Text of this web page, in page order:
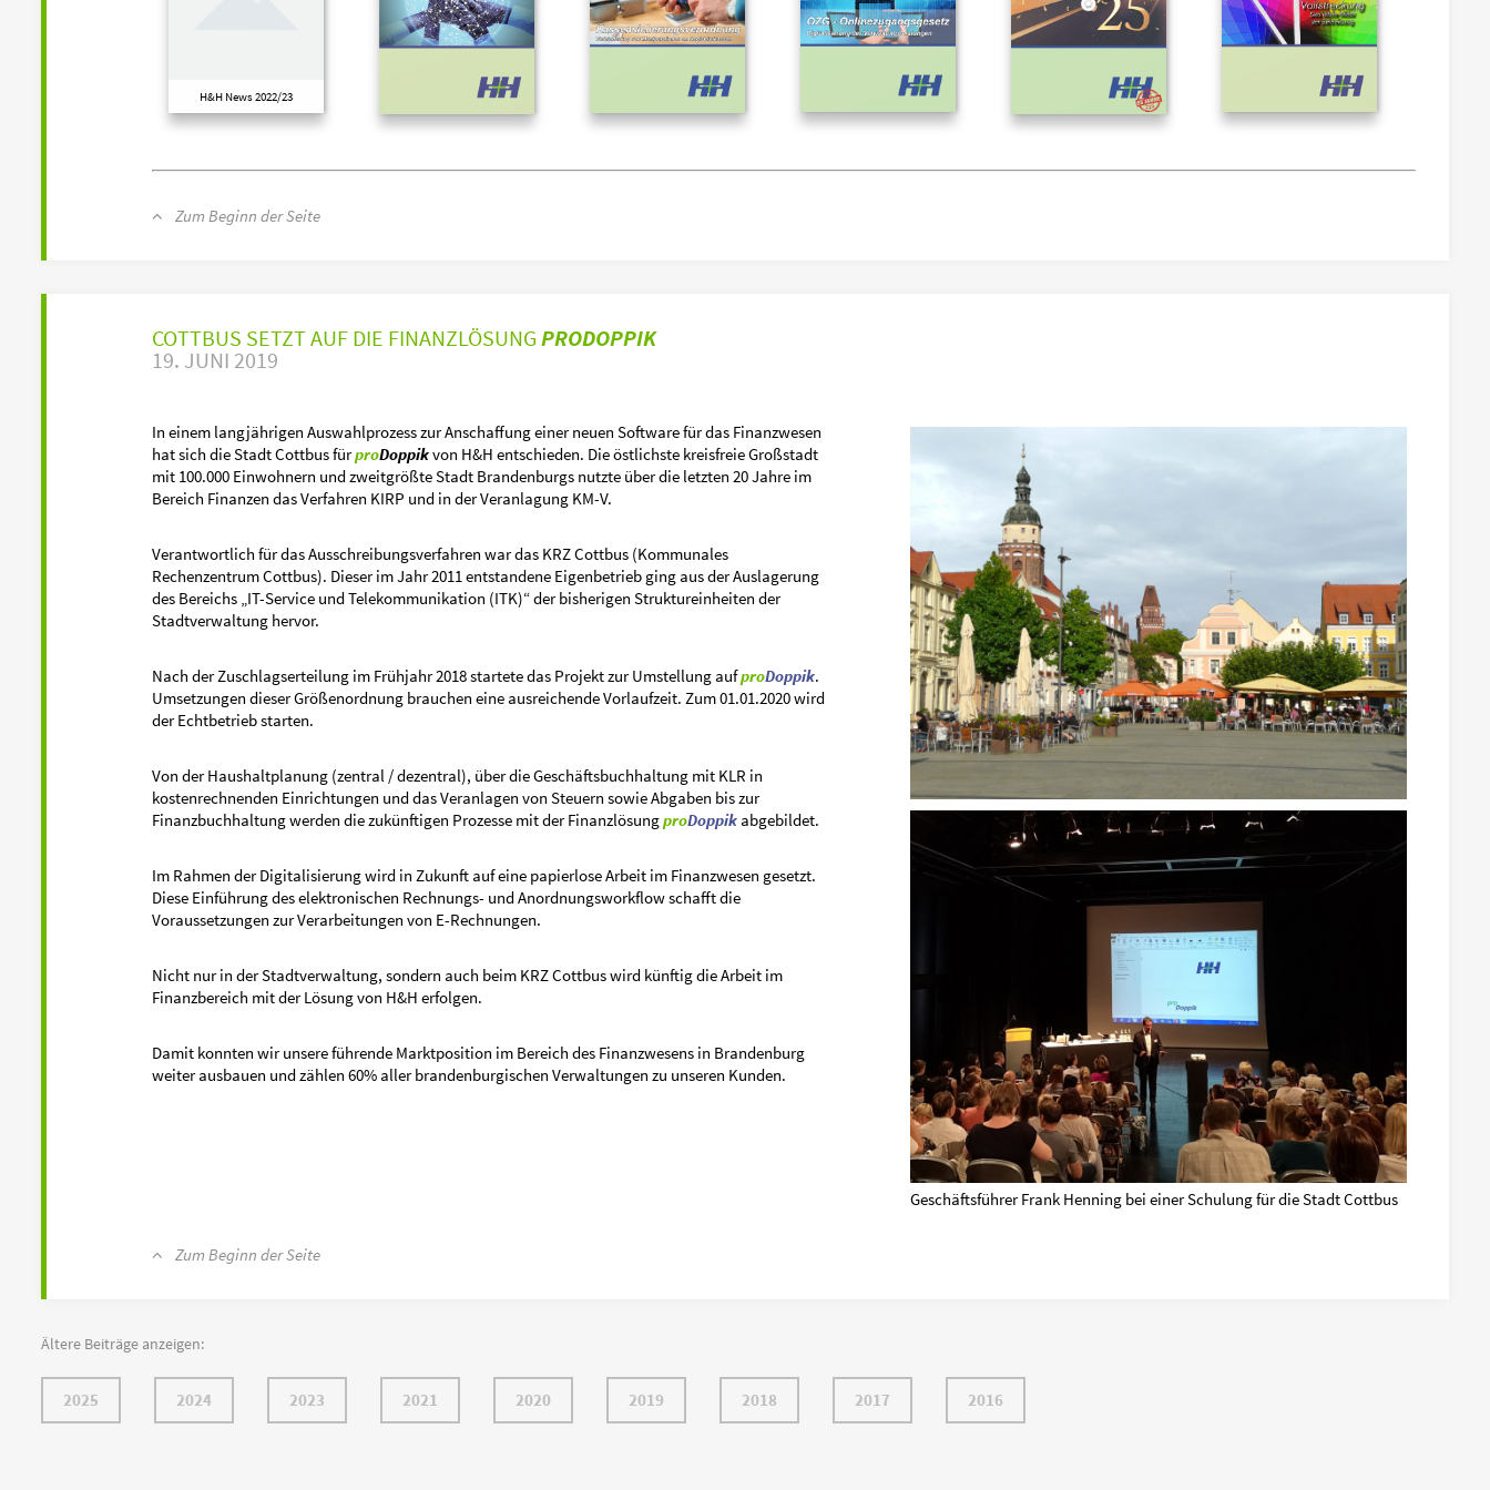
H&H News 2022/23
Zum Beginn der Seite
COTTBUS SETZT AUF DIE FINANZLÖSUNG PRODOPPIK
19. JUNI 2019
In einem langjährigen Auswahlprozess zur Anschaffung einer neuen Software für das Finanzwesen
hat sich die Stadt Cottbus fürproDoppikvon H&H entschieden. Die östlichste kreisfreie Großstadt
mit 100.000 Einwohnern und zweitgrößte Stadt Brandenburgs nutzte über die letzten 20 Jahre im
Bereich Finanzen das Verfahren KIRP und in der Veranlagung KM-V.
Verantwortlich für das Ausschreibungsverfahren war das KRZ Cottbus (Kommunales
Rechenzentrum Cottbus). Dieser im Jahr 2011 entstandene Eigenbetrieb ging aus der Auslagerung
des Bereichs „IT-Service und Telekommunikation (ITK)“ der bisherigen Struktureinheiten der
Stadtverwaltung hervor.
Nach der Zuschlagserteilung im Frühjahr 2018 startete das Projekt zur Umstellung aufproDoppik.
Umsetzungen dieser Größenordnung brauchen eine ausreichende Vorlaufzeit. Zum 01.01.2020 wird
der Echtbetrieb starten.
Von der Haushaltplanung (zentral / dezentral), über die Geschäftsbuchhaltung mit KLR in
kostenrechnenden Einrichtungen und das Veranlagen von Steuern sowie Abgaben bis zur
Finanzbuchhaltung werden die zukünftigen Prozesse mit der FinanzlösungproDoppik abgebildet.
Im Rahmen der Digitalisierung wird in Zukunft auf eine papierlose Arbeit im Finanzwesen gesetzt.
Diese Einführung des elektronischen Rechnungs- und Anordnungsworkflow schafft die
Voraussetzungen zur Verarbeitungen von E-Rechnungen.
Nicht nur in der Stadtverwaltung, sondern auch beim KRZ Cottbus wird künftig die Arbeit im
Finanzbereich mit der Lösung von H&H erfolgen.
Damit konnten wir unsere führende Marktposition im Bereich des Finanzwesens in Brandenburg
weiter ausbauen und zählen 60% aller brandenburgischen Verwaltungen zu unseren Kunden.
Geschäftsführer Frank Henning bei einer Schulung für die Stadt Cottbus
Zum Beginn der Seite
Ältere Beiträge anzeigen:
2025 2024 2023 2021 2020 2019 2018 2017 2016